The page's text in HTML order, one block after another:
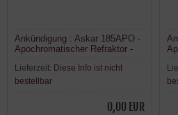
Ankündigung : Askar 185APO -
Apochromatischer Refraktor -
Lieferzeit: Diese Info ist nicht
bestellbar
0,00 EUR